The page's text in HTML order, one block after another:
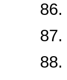
86.
87.
88.